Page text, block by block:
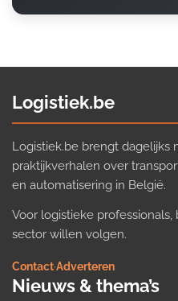
Logistiek.be
Logistiek.be brengt dagelijks
praktijkverhalen over
en automatisering in België.
Voor logistieke
sector willen volgen.
Contact·Adverteren
Nieuws & thema’s